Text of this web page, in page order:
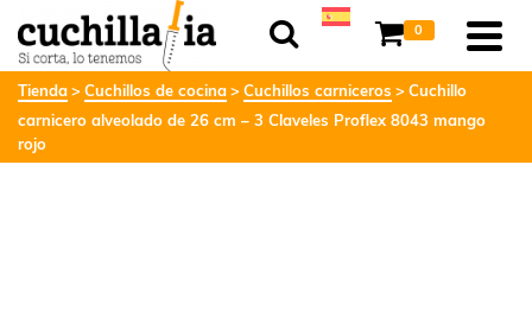
0
Tienda Cuchillos de cocina Cuchillos carniceros
Cuchillo
carnicero alveolado de 26 cm – 3 Claveles Proflex 8043 mango
rojo